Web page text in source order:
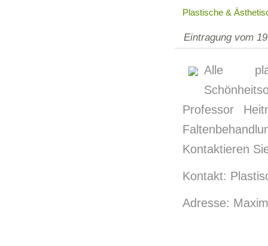
Plastische &
Eintragung vom
Alle
Professor
Kontaktieren
Kontakt:
Adresse: